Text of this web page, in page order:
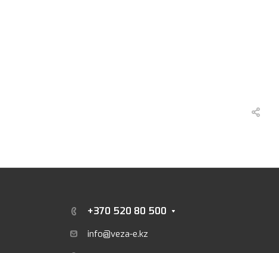
+370 520 80 500
info@veza-e.kz